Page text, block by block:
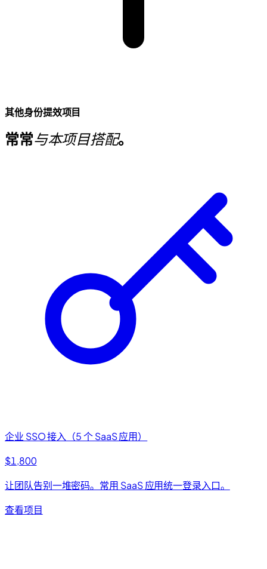
其他身份提效项目
常常与本项目搭配。
企业 SSO 接入（5 个 SaaS 应用）
$1,800
让团队告别一堆密码。常用 SaaS 应用统一登录入口。
查看项目